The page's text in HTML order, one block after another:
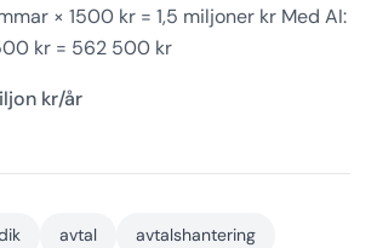
× 1500 kr = 1,5 miljoner kr Med AI:
kr = 562 500 kr
kr/år
avtal avtalshantering